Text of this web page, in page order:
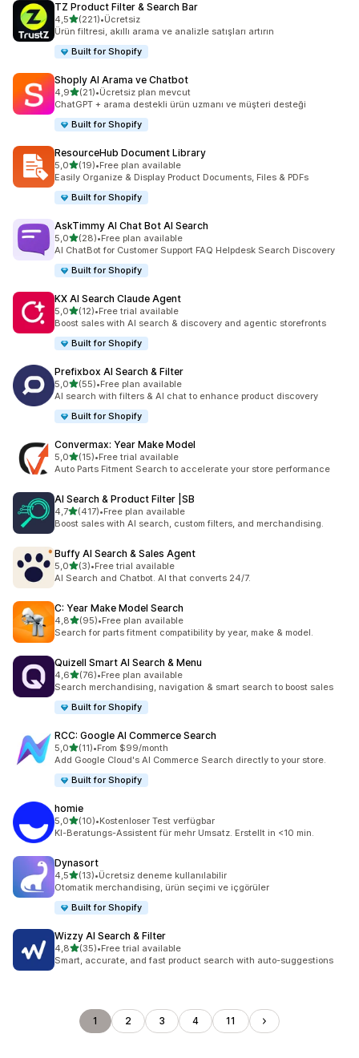
TZ Product Filter & Search Bar
4,55 yıldız üzerinden
(221)
toplam 221 değerlendirme
•Ücretsiz
Ürün filtresi, akıllı arama ve analizle satışları artırın
Built for Shopify
Shoply AI Arama ve Chatbot
4,95 yıldız üzerinden
(21)
toplam 21 değerlendirme
•Ücretsiz plan mevcut
ChatGPT + arama destekli ürün uzmanı ve müşteri desteği
Built for Shopify
ResourceHub Document Library
5,05 yıldız üzerinden
(19)
toplam 19 değerlendirme
•Free plan available
Easily Organize & Display Product Documents, Files & PDFs
Built for Shopify
AskTimmy AI Chat Bot AI Search
5,05 yıldız üzerinden
(28)
toplam 28 değerlendirme
•Free plan available
AI ChatBot for Customer Support FAQ Helpdesk Search Discovery
Built for Shopify
KX AI Search Claude Agent
5,05 yıldız üzerinden
(12)
toplam 12 değerlendirme
•Free trial available
Boost sales with AI search & discovery and agentic storefronts
Built for Shopify
Prefixbox AI Search & Filter
5,05 yıldız üzerinden
(55)
toplam 55 değerlendirme
•Free plan available
AI search with filters & AI chat to enhance product discovery
Built for Shopify
Convermax: Year Make Model
5,05 yıldız üzerinden
(15)
toplam 15 değerlendirme
•Free trial available
Auto Parts Fitment Search to accelerate your store performance
AI Search & Product Filter |SB
4,75 yıldız üzerinden
(417)
toplam 417 değerlendirme
•Free plan available
Boost sales with AI search, custom filters, and merchandising.
Buffy AI Search & Sales Agent
5,05 yıldız üzerinden
(3)
toplam 3 değerlendirme
•Free trial available
AI Search and Chatbot. AI that converts 24/7.
C: Year Make Model Search
4,85 yıldız üzerinden
(95)
toplam 95 değerlendirme
•Free plan available
Search for parts fitment compatibility by year, make & model.
Quizell Smart AI Search & Menu
4,65 yıldız üzerinden
(76)
toplam 76 değerlendirme
•Free plan available
Search merchandising, navigation & smart search to boost sales
Built for Shopify
RCC: Google AI Commerce Search
5,05 yıldız üzerinden
(11)
toplam 11 değerlendirme
•From $99/month
Add Google Cloud's AI Commerce Search directly to your store.
Built for Shopify
homie
5,05 yıldız üzerinden
(10)
toplam 10 değerlendirme
•Kostenloser Test verfügbar
KI-Beratungs-Assistent für mehr Umsatz. Erstellt in <10 min.
Dynasort
4,55 yıldız üzerinden
(13)
toplam 13 değerlendirme
•Ücretsiz deneme kullanılabilir
Otomatik merchandising, ürün seçimi ve içgörüler
Built for Shopify
Wizzy AI Search & Filter
4,85 yıldız üzerinden
(35)
toplam 35 değerlendirme
•Free trial available
Smart, accurate, and fast product search with auto-suggestions
1 2 3 4 11